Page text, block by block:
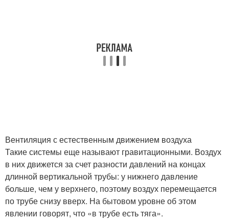
Вентиляция с естественным движением воздуха
Такие системы еще называют гравитационными. Воздух
в них движется за счет разности давлений на концах
длинной вертикальной трубы: у нижнего давление
больше, чем у верхнего, поэтому воздух перемещается
по трубе снизу вверх. На бытовом уровне об этом
явлении говорят, что «в трубе есть тяга».